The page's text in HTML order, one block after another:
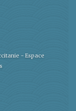
- Espace